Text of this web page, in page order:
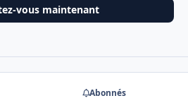
vous maintenant
Abonnés